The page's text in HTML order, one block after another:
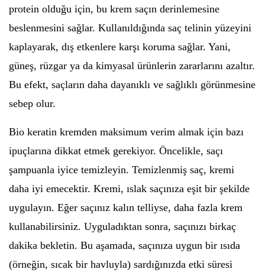
protein olduğu için, bu krem saçın derinlemesine
beslenmesini sağlar. Kullanıldığında saç telinin yüzeyini
kaplayarak, dış etkenlere karşı koruma sağlar. Yani,
güneş, rüzgar ya da kimyasal ürünlerin zararlarını azaltır.
Bu efekt, saçların daha dayanıklı ve sağlıklı görünmesine
sebep olur.
Bio keratin kremden maksimum verim almak için bazı
ipuçlarına dikkat etmek gerekiyor. Öncelikle, saçı
şampuanla iyice temizleyin. Temizlenmiş saç, kremi
daha iyi emecektir. Kremi, ıslak saçınıza eşit bir şekilde
uygulayın. Eğer saçınız kalın telliyse, daha fazla krem
kullanabilirsiniz. Uyguladıktan sonra, saçınızı birkaç
dakika bekletin. Bu aşamada, saçınıza uygun bir ısıda
(örneğin, sıcak bir havluyla) sardığınızda etki süresi